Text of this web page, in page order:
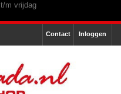
Inloggen
Contact